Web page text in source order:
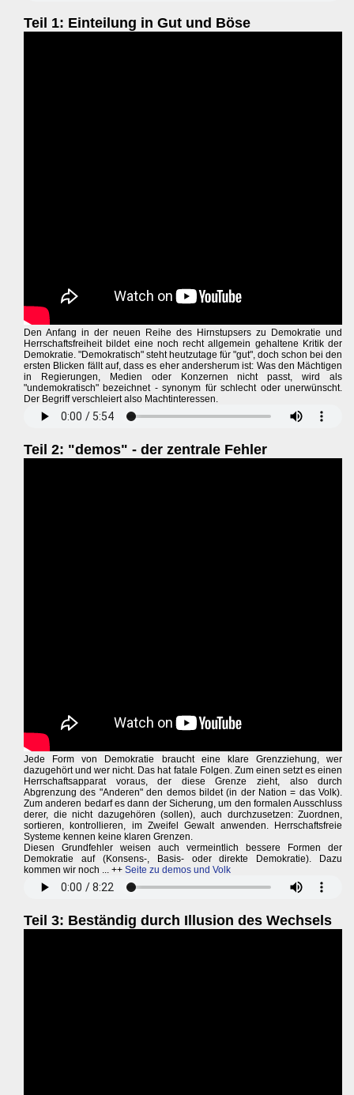
Teil 1: Einteilung in Gut und Böse
Den Anfang in der neuen Reihe des Hirnstupsers zu Demokratie und
Herrschaftsfreiheit bildet eine noch recht allgemein gehaltene Kritik der
Demokratie. "Demokratisch" steht heutzutage für "gut", doch schon bei den
ersten Blicken fällt auf, dass es eher andersherum ist: Was den Mächtigen
in Regierungen, Medien oder Konzernen nicht passt, wird als
"undemokratisch" bezeichnet - synonym für schlecht oder unerwünscht.
Der Begriff verschleiert also Machtinteressen.
Teil 2: "demos" - der zentrale Fehler
Jede Form von Demokratie braucht eine klare Grenzziehung, wer
dazugehört und wer nicht. Das hat fatale Folgen. Zum einen setzt es einen
Herrschaftsapparat voraus, der diese Grenze zieht, also durch
Abgrenzung des "Anderen" den demos bildet (in der Nation = das Volk).
Zum anderen bedarf es dann der Sicherung, um den formalen Ausschluss
derer, die nicht dazugehören (sollen), auch durchzusetzen: Zuordnen,
sortieren, kontrollieren, im Zweifel Gewalt anwenden. Herrschaftsfreie
Systeme kennen keine klaren Grenzen.
Diesen Grundfehler weisen auch vermeintlich bessere Formen der
Demokratie auf (Konsens-, Basis- oder direkte Demokratie). Dazu
kommen wir noch ... ++ Seite zu demos und Volk
Teil 3: Beständig durch Illusion des Wechsels